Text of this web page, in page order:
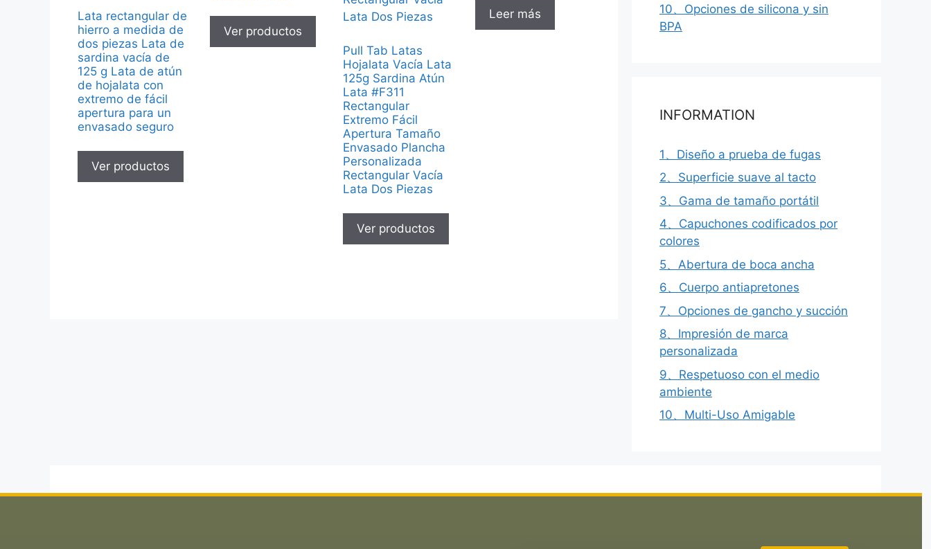
Lata rectangular de
hierro a medida de
dos piezas Lata de
sardina vacía de
125 g Lata de atún
de hojalata con
extremo de fácil
apertura para un
envasado seguro
Ver productos
Ver productos
Pull Tab Latas
Hojalata Vacía Lata
125g Sardina Atún
Lata #F311
Rectangular
Extremo Fácil
Apertura Tamaño
Envasado Plancha
Personalizada
Rectangular Vacía
Lata Dos Piezas
Ver productos
Leer más
10、Opciones de silicona y sin
BPA
INFORMATION
1、Diseño a prueba de fugas
2、Superficie suave al tacto
3、Gama de tamaño portátil
4、Capuchones codificados por
colores
5、Abertura de boca ancha
6、Cuerpo antiapretones
7、Opciones de gancho y succión
8、Impresión de marca
personalizada
9、Respetuoso con el medio
ambiente
10、Multi-Uso Amigable